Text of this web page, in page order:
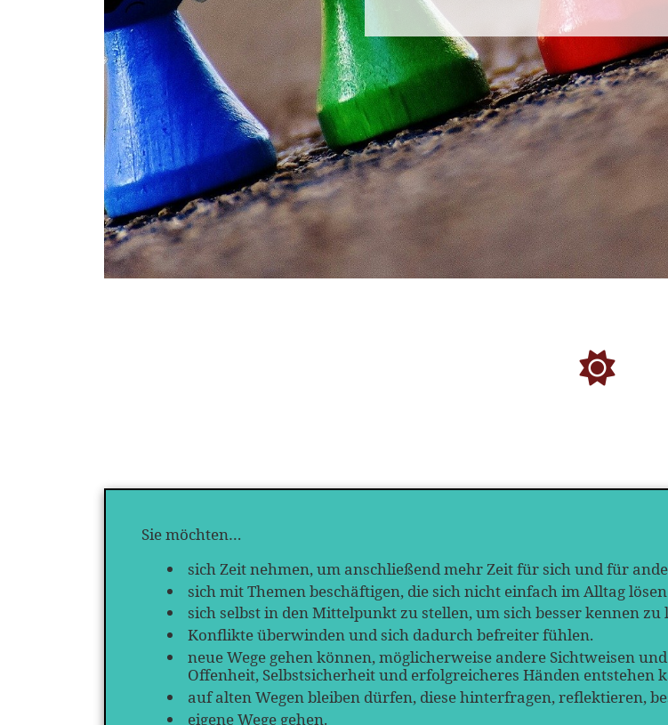
Sie möchten…
sich Zeit nehmen, um anschließend mehr Zeit für sich und für
sich mit Themen beschäftigen, die sich nicht einfach im Alltag
sich selbst in den Mittelpunkt zu stellen, um sich besser kennen
Konflikte überwinden und sich dadurch befreiter fühlen.
neue Wege gehen können, möglicherweise andere Sichtweisen
Offenheit, Selbstsicherheit und erfolgreicheres Händen entstehen
auf alten Wegen bleiben dürfen, diese hinterfragen, reflektieren,
eigene Wege gehen.